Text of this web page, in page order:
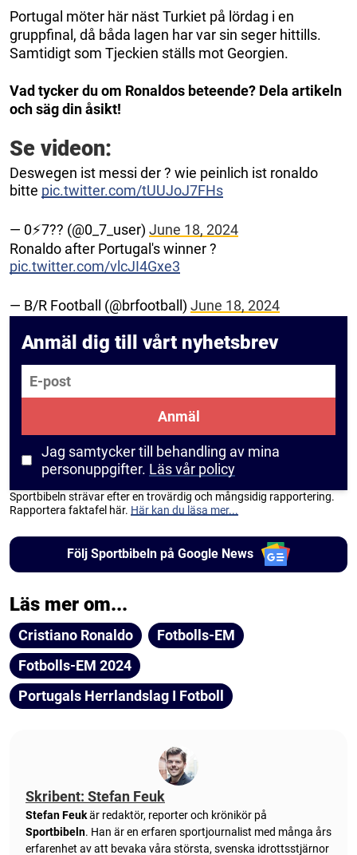
Portugal möter här näst Turkiet på lördag i en
gruppfinal, då båda lagen har var sin seger hittills.
Samtidigt som Tjeckien ställs mot Georgien.
Vad tycker du om Ronaldos beteende? Dela artikeln
och säg din åsikt!
Se videon:
Deswegen ist messi der ? wie peinlich ist ronaldo
bitte pic.twitter.com/tUUJoJ7FHs
— 0⚡7?? (@0_7_user) June 18, 2024
Ronaldo after Portugal's winner ?
pic.twitter.com/vlcJI4Gxe3
— B/R Football (@brfootball) June 18, 2024
Anmäl dig till vårt nyhetsbrev
E-post
Anmäl
Jag samtycker till behandling av mina
personuppgifter. Läs vår policy
Sportbibeln strävar efter en trovärdig och mångsidig rapportering.
Rapportera faktafel här. Här kan du läsa mer...
Följ Sportbibeln på Google News
Läs mer om...
Cristiano Ronaldo
Fotbolls-EM
Fotbolls-EM 2024
Portugals Herrlandslag I Fotboll
Skribent: Stefan Feuk
Stefan Feukär redaktör, reporter och krönikör på
Sportbibeln. Han är en erfaren sportjournalist med många års
erfarenhet av att bevaka våra största, svenska idrottsstjärnor